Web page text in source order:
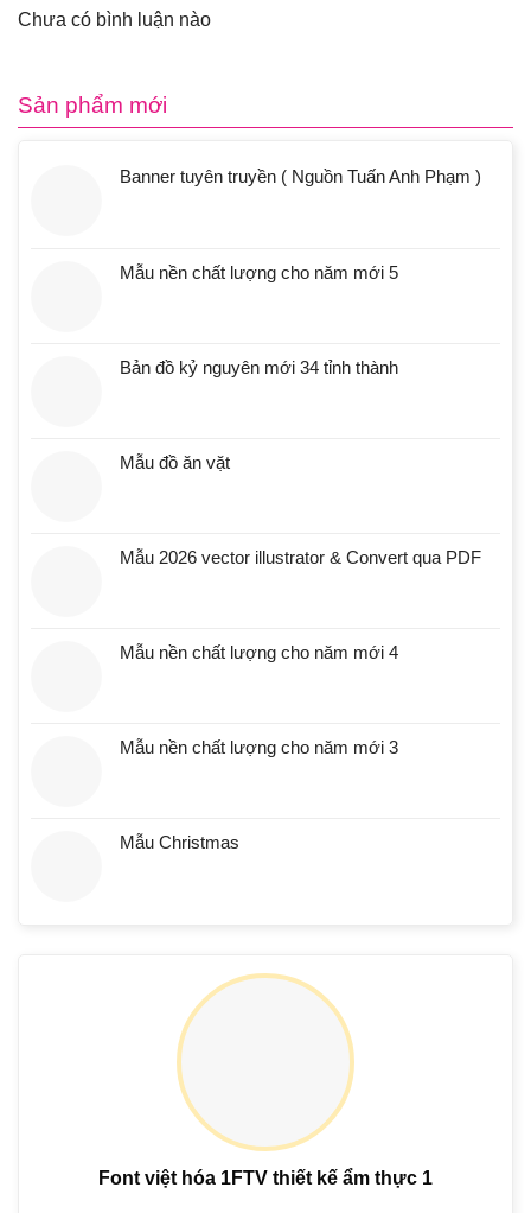
Chưa có bình luận nào
Sản phẩm mới
Banner tuyên truyền ( Nguồn Tuấn Anh Phạm )
Mẫu nền chất lượng cho năm mới 5
Bản đồ kỷ nguyên mới 34 tỉnh thành
Mẫu đồ ăn vặt
Mẫu 2026 vector illustrator & Convert qua PDF
Mẫu nền chất lượng cho năm mới 4
Mẫu nền chất lượng cho năm mới 3
Mẫu Christmas
Font việt hóa 1FTV thiết kế ẩm thực 1